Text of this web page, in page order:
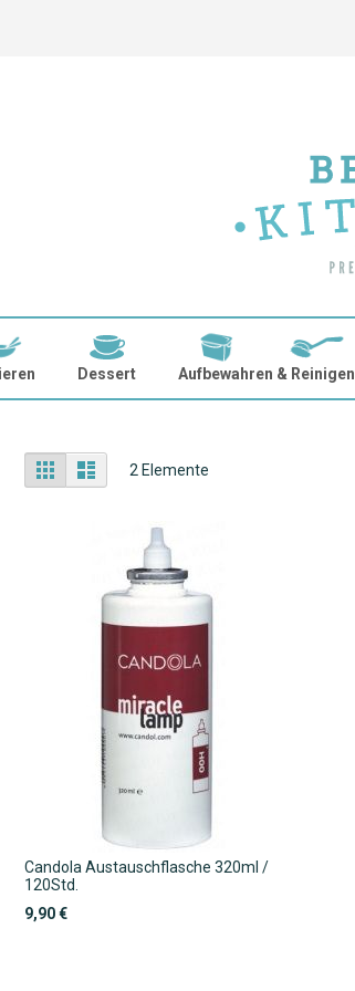
Dessert Aufbewahren & Reinigen
Anzeigen
als
Liste Liste 2 Elemente
Candola Austauschflasche 320ml /
120Std.
9,90 €